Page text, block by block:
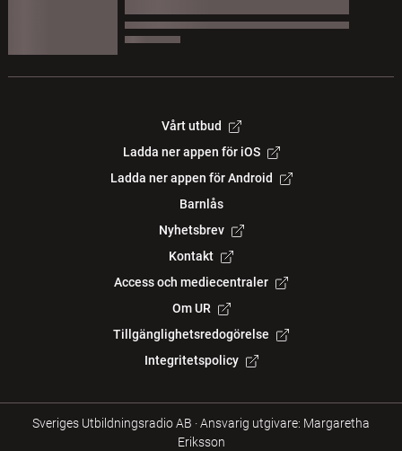
Vårt utbud
Ladda ner appen för iOS
Ladda ner appen för Android
Barnlås
Nyhetsbrev
Kontakt
Access och mediecentraler
Om UR
Tillgänglighetsredogörelse
Integritetspolicy
Sveriges Utbildningsradio AB ·Ansvarig utgivare: Margaretha
Eriksson